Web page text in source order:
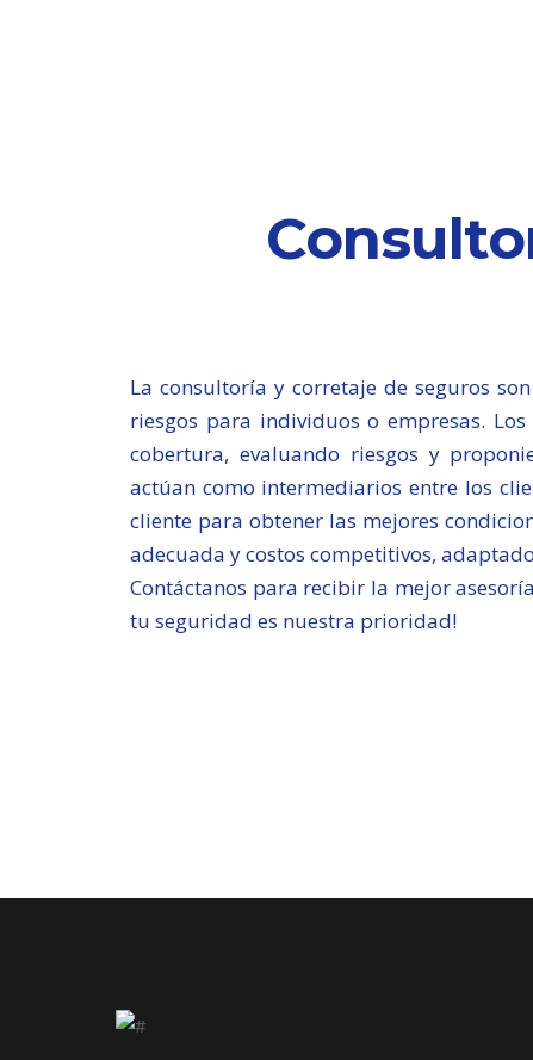
La consultoría y corretaje de seguros
riesgos para individuos o empresas.
cobertura, evaluando riesgos y
actúan como intermediarios entre los
cliente para obtener las mejores
adecuada y costos competitivos,
Contáctanos para recibir la mejor
tu seguridad es nuestra prioridad!